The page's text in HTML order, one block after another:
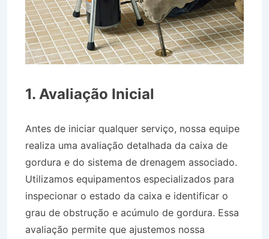
1. Avaliação Inicial
Antes de iniciar qualquer serviço, nossa equipe
realiza uma avaliação detalhada da caixa de
gordura e do sistema de drenagem associado.
Utilizamos equipamentos especializados para
inspecionar o estado da caixa e identificar o
grau de obstrução e acúmulo de gordura. Essa
avaliação permite que ajustemos nossa